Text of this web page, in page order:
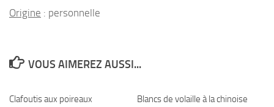
Origine : personnelle
VOUS AIMEREZ AUSSI...
Clafoutis aux poireaux Blancs de volaille à la chinoise